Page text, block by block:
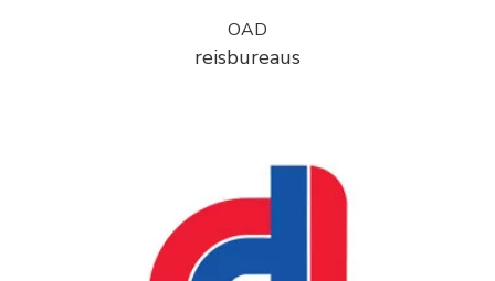
OAD
reisbureaus